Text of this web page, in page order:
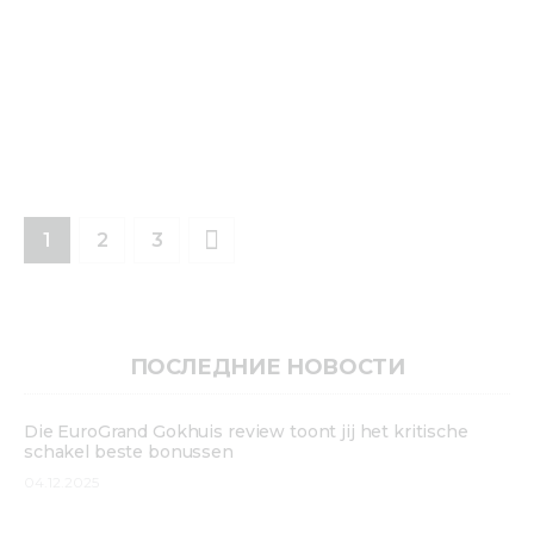
1 2 3
>
ПОСЛЕДНИЕ НОВОСТИ
Die EuroGrand Gokhuis review toont jij het kritische
schakel beste bonussen